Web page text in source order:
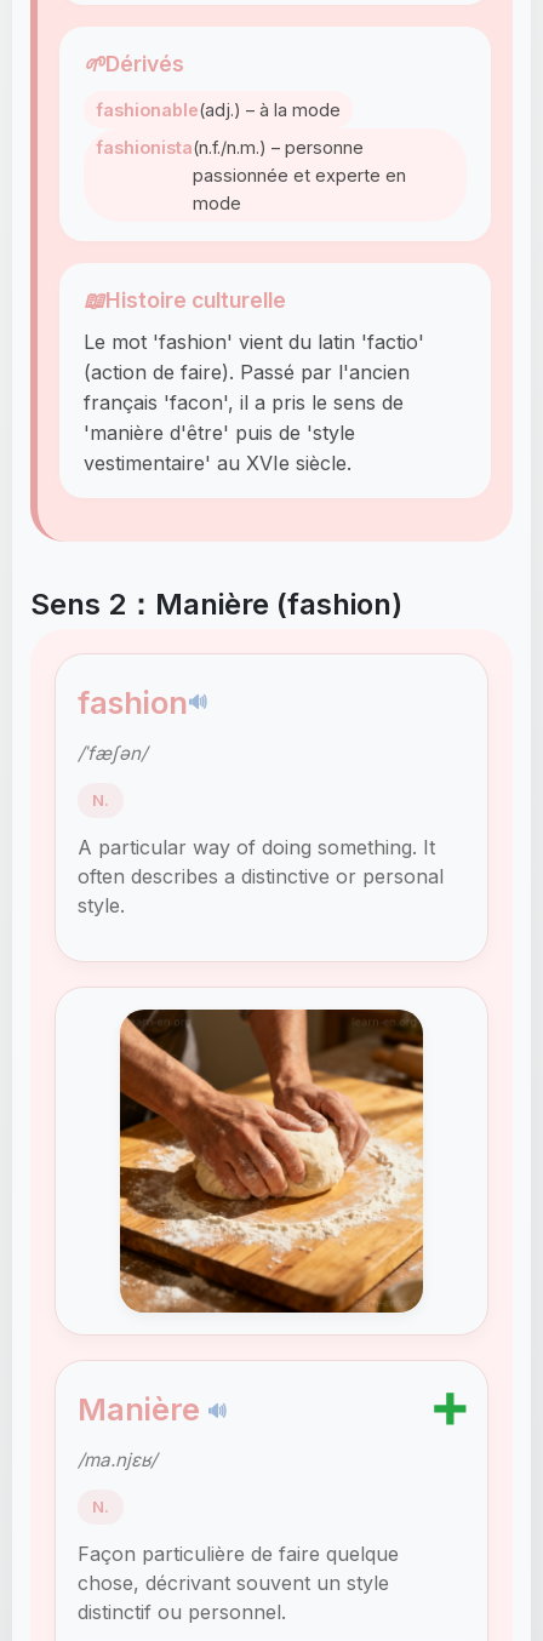
🌱Dérivés
fashionable(adj.) – à la mode
fashionista(n.f./n.m.) – personne
passionnée et experte en
mode
📖Histoire culturelle
Le mot 'fashion' vient du latin 'factio'
(action de faire). Passé par l'ancien
français 'facon', il a pris le sens de
'manière d'être' puis de 'style
vestimentaire' au XVIe siècle.
Sens 2：Manière (fashion)
fashion🔊
/ˈfæʃən/
N.
A particular way of doing something. It
often describes a distinctive or personal
style.
Manière 🔊 ➕
/ma.njɛʁ/
N.
Façon particulière de faire quelque
chose, décrivant souvent un style
distinctif ou personnel.